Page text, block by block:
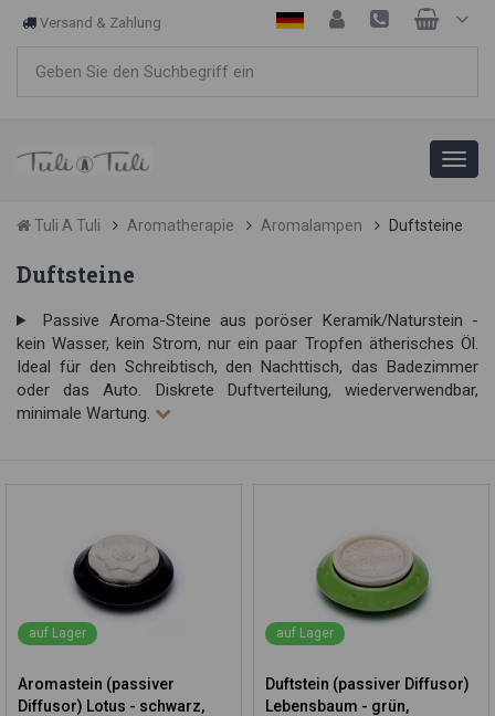
Versand & Zahlung
Tuli A Tuli Aromatherapie Aromalampen Duftsteine
Duftsteine
Passive Aroma-Steine aus poröser Keramik/Naturstein -
kein Wasser, kein Strom, nur ein paar Tropfen ätherisches Öl.
Ideal für den Schreibtisch, den Nachttisch, das Badezimmer
oder das Auto. Diskrete Duftverteilung, wiederverwendbar,
minimale Wartung.
auf Lager
Aromastein (passiver
Diffusor) Lotus - schwarz,
auf Lager
Duftstein (passiver Diffusor)
Lebensbaum - grün,